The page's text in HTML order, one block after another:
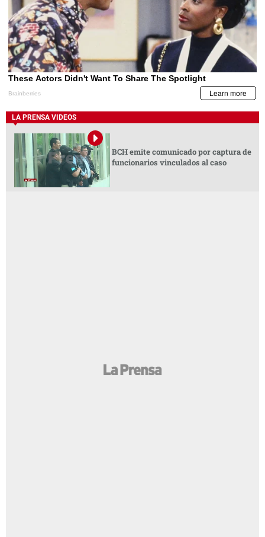
LA PRENSA VIDEOS
BCH emite comunicado por captura de
funcionarios vinculados al caso